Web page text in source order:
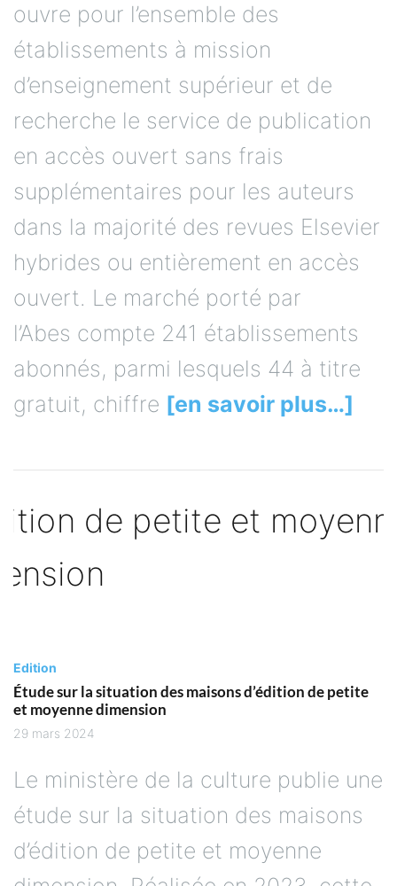
ouvre pour l’ensemble des
établissements à mission
d’enseignement supérieur et de
recherche le service de publication
en accès ouvert sans frais
supplémentaires pour les auteurs
dans la majorité des revues Elsevier
hybrides ou entièrement en accès
ouvert. Le marché porté par
l’Abes compte 241 établissements
abonnés, parmi lesquels 44 à titre
gratuit, chiffre [en savoir plus…]
Edition
Étude sur la situation des maisons d’édition de petite
et moyenne dimension
29 mars 2024
Le ministère de la culture publie une
étude sur la situation des maisons
d’édition de petite et moyenne